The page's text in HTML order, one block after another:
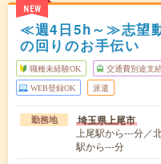
NEW
≪週4日5h～≫志望
の回りのお手伝い
職種未経験OK 交通費別途支
WEB登録OK 派遣
勤務地 埼玉県上尾市
上尾駅から---分／
駅から---分